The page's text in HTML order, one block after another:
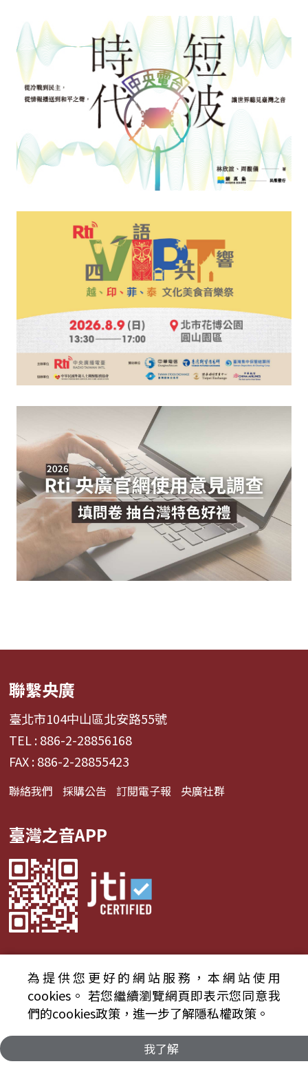
聯繫央廣
臺北市104中山區北安路55號
TEL : 886-2-28856168
FAX : 886-2-28855423
聯絡我們 採購公告 訂閱電子報 央廣社群
臺灣之音APP
© 2024財團法人中央廣播電臺 版權所有
資通安全政策聲明
服務條款 隱私權條款
為提供您更好的網站服務，本網站使用
cookies。 若您繼續瀏覽網頁即表示您同意我
們的cookies政策，進一步了解隱私權政策。
我了解